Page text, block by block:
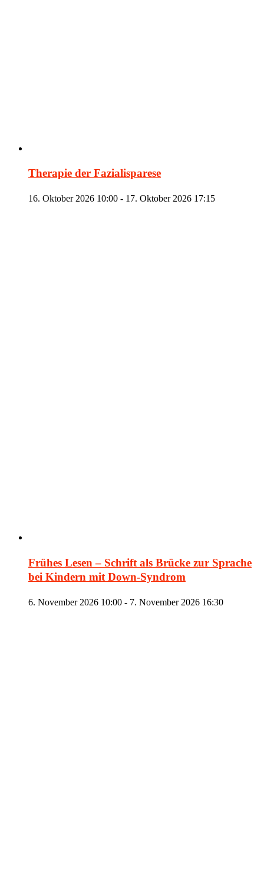
Therapie der Fazialisparese
16. Oktober 2026 10:00 - 17. Oktober 2026 17:15
Frühes Lesen – Schrift als Brücke zur Sprache
bei Kindern mit Down-Syndrom
6. November 2026 10:00 - 7. November 2026 16:30